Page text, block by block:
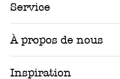
Service
À propos de nous
Inspiration